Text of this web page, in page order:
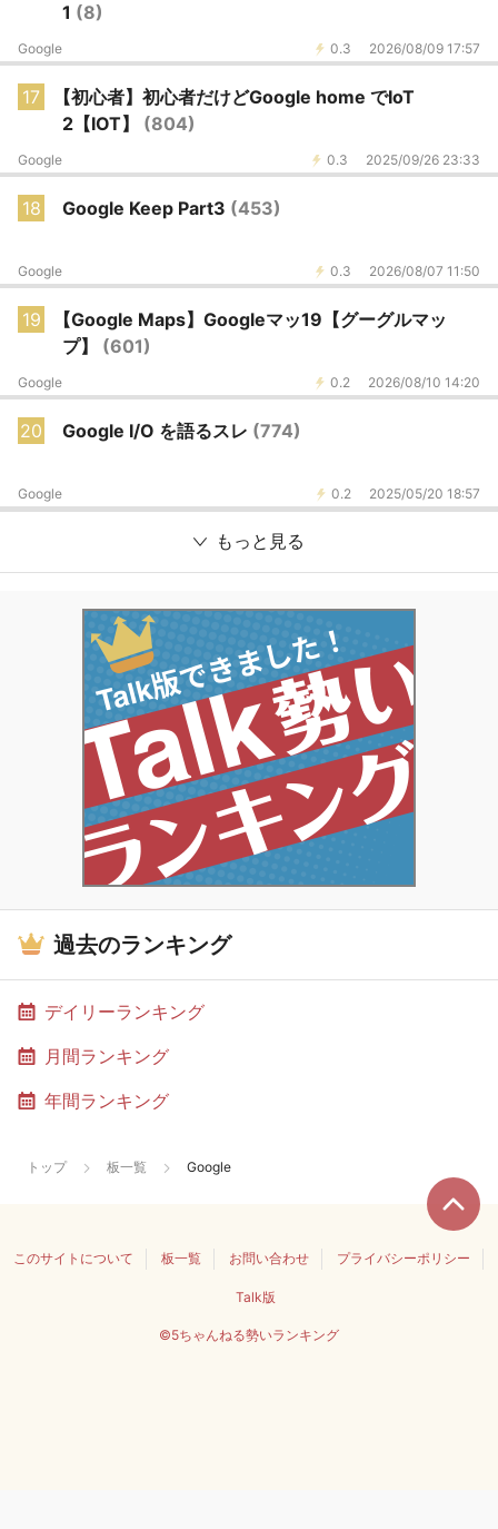
1 (8)
0.3 2026/08/09 17:57
Google
17
【初心者】初心者だけどGoogle home でIoT
2【IOT】 (804)
0.3 2025/09/26 23:33
Google
18 Google Keep Part3 (453)
0.3 2026/08/07 11:50
Google
19
【Google Maps】Googleマッ19【グーグルマッ
プ】 (601)
0.2 2026/08/10 14:20
Google
20 Google I/O を語るスレ (774)
0.2 2025/05/20 18:57
Google
もっと見る
過去のランキング
デイリーランキング
月間ランキング
年間ランキング
トップ 板一覧 Google
このサイトについて 板一覧 お問い合わせ プライバシーポリシー
Talk版
©5ちゃんねる勢いランキング